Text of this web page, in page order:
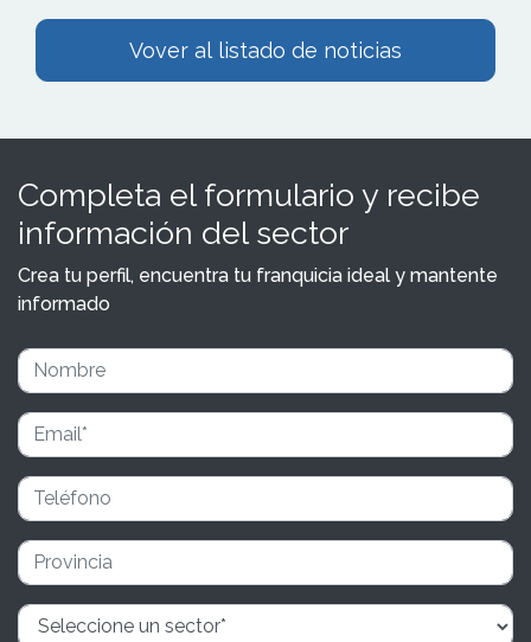
Vover al listado de noticias
Completa el formulario y recibe
información del sector
Crea tu perfil, encuentra tu franquicia ideal y mantente
informado